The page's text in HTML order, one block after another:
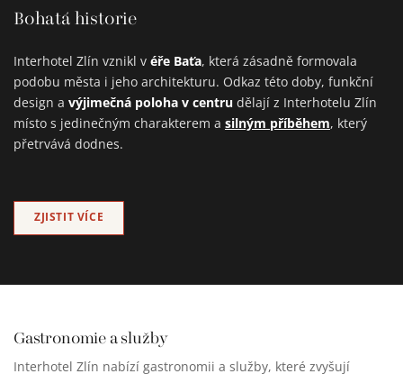
Bohatá historie
Interhotel Zlín vznikl v éře Baťa, která zásadně formovala
podobu města i jeho architekturu. Odkaz této doby, funkční
design a výjimečná poloha v centru dělají z Interhotelu Zlín
místo s jedinečným charakterem a silným příběhem, který
přetrvává dodnes.
ZJISTIT VÍCE
Gastronomie a služby
Interhotel Zlín nabízí gastronomii a služby, které zvyšují